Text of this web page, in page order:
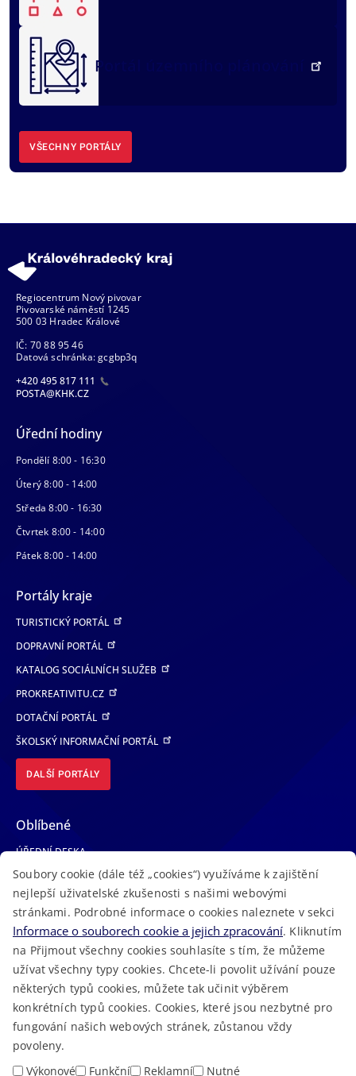
Portál územního plánování
VŠECHNY PORTÁLY
Regiocentrum Nový pivovar
Pivovarské náměstí 1245
500 03 Hradec Králové
IČ: 70 88 95 46
Datová schránka: gcgbp3q
+420 495 817 111
POSTA@KHK.CZ
Úřední hodiny
Pondělí 8:00 - 16:30
Úterý 8:00 - 14:00
Středa 8:00 - 16:30
Čtvrtek 8:00 - 14:00
Pátek 8:00 - 14:00
Portály kraje
TURISTICKÝ PORTÁL
DOPRAVNÍ PORTÁL
KATALOG SOCIÁLNÍCH SLUŽEB
PROKREATIVITU.CZ
DOTAČNÍ PORTÁL
ŠKOLSKÝ INFORMAČNÍ PORTÁL
DALŠÍ PORTÁLY
Oblíbené
ÚŘEDNÍ DESKA
TELEFONNÍ SEZNAM
LÉKAŘSKÁ POHOTOVOST
VOLNÁ MÍSTA
AKTUALITY
2023 © Královéhradecký kraj • Vytvořeno vMacron Software
RSS • Mapa stránek •Cookies Prohlášení o přístupnosti
Soubory cookie (dále též „cookies“) využíváme k zajištění
nejlepší uživatelské zkušenosti s našimi webovými
stránkami. Podrobné informace o cookies naleznete v sekci
Informace o souborech cookie a jejich zpracování. Kliknutím
na Přijmout všechny cookies souhlasíte s tím, že můžeme
užívat všechny typy cookies. Chcete-li povolit užívání pouze
některých typů cookies, můžete tak učinit výběrem
konkrétních typů cookies. Cookies, které jsou nezbytné pro
fungování našich webových stránek, zůstanou vždy
povoleny.
Výkonové
Funkční Reklamní Nutné